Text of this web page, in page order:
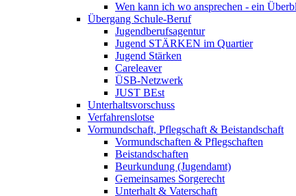
Wen kann ich wo ansprechen - ein
Übergang Schule-Beruf
Jugendberufsagentur
Jugend STÄRKEN im Quartier
Jugend Stärken
Careleaver
ÜSB-Netzwerk
JUST BEst
Unterhaltsvorschuss
Verfahrenslotse
Vormundschaft, Pflegschaft & Beistandschaft
Vormundschaften & Pflegschaften
Beistandschaften
Beurkundung (Jugendamt)
Gemeinsames Sorgerecht
Unterhalt & Vaterschaft